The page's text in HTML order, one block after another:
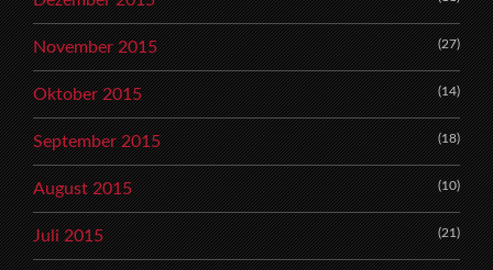
November 2015 (27)
Oktober 2015 (14)
September 2015 (18)
August 2015 (10)
Juli 2015 (21)